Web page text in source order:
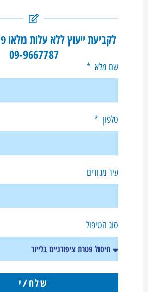
לקביעת ייעוץ ללא עלות מלאו
09-9667787
שם מלא
טלפון
עיר מגורים
סוג הטיפול
שלח/י